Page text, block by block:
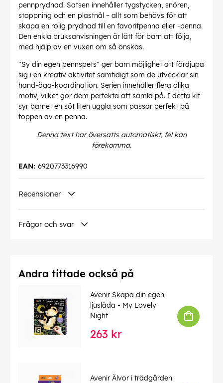
pennprydnad. Satsen innehåller tygstycken, snören,
stoppning och en plastnål – allt som behövs för att
skapa en rolig prydnad till en favoritpenna eller -penna.
Den enkla bruksanvisningen är lätt för barn att följa,
med hjälp av en vuxen om så önskas.
"Sy din egen pennspets" ger barn möjlighet att fördjupa
sig i en kreativ aktivitet samtidigt som de utvecklar sin
hand-öga-koordination. Serien innehåller flera olika
motiv, vilket gör dem perfekta att samla på. I detta kit
syr barnet en söt liten uggla som passar perfekt på
toppen av en penna.
Denna text har översatts automatiskt, fel kan
förekomma.
6920773316990
EAN:
Recensioner
Frågor och svar
Andra tittade också på
Avenir Skapa din egen
ljuslåda - My Lovely
Night
263 kr
Avenir Älvor i trädgården